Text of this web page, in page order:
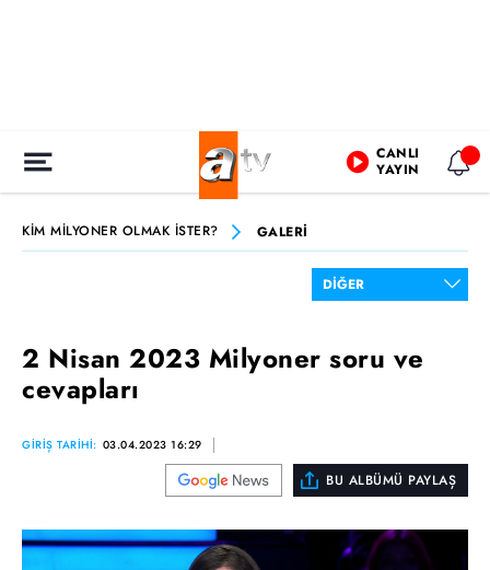
CANLI
YAYIN
KİM MİLYONER OLMAK İSTER? GALERİ
2 Nisan 2023 Milyoner soru ve
cevapları
GİRİŞ TARİHİ: 03.04.2023 16:29
BU ALBÜMÜ PAYLAŞ